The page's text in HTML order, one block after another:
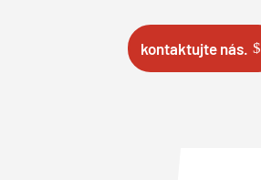
kontaktujte nás.